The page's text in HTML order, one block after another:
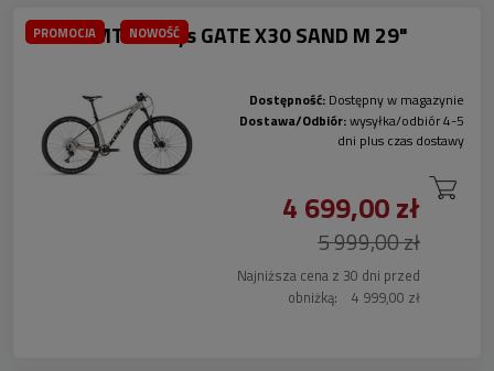
Rower MTB Kellys GATE X30 SAND M 29"
Dostępność: Dostępny w magazynie
Dostawa/Odbiór:wysyłka/odbiór 4-5
dni plus czas dostawy
4 699,00 zł
5 999,00 zł
Najniższa cena z 30 dni przed
obniżką:
4 999,00 zł
PROMOCJA NOWOŚĆ